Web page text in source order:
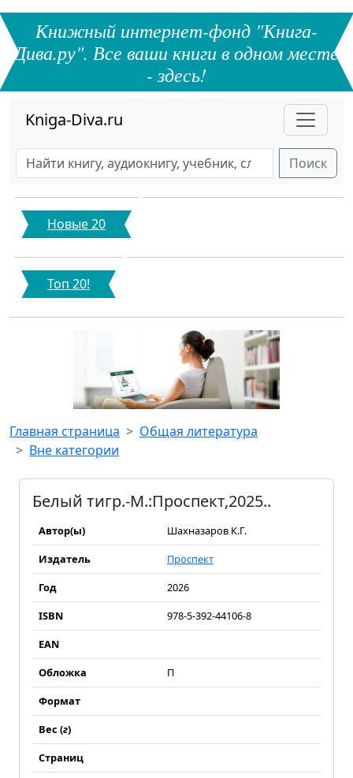
Книжный интернет-фонд "Книга-
Дива.ру". Все ваши книги в одном месте
- здесь!
Kniga-Diva.ru
Поиск
Новые 20
Топ 20!
Главная страница
Общая литература
Вне категории
Белый тигр.-М.:Проспект,2025..
Автор(ы)
Шахназаров К.Г.
Издатель
Проспект
Год
2026
ISBN
978-5-392-44106-8
EAN
Обложка
П
Формат
Вес (г)
Страниц